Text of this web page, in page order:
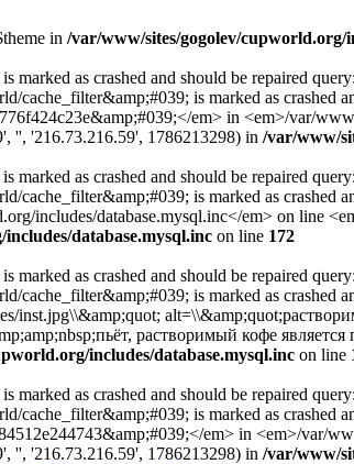
in /var/www/sites/gogolev/cupworld.org/
marked as crashed and should be repaired
cache_filter&amp;#039; is marked as
em> in <em>/var/
'', '216.73.216.59', 1786213298) in /var/www/
marked as crashed and should be repaired
cache_filter&amp;#039; is marked as
includes/database.mysql.inc</em> on line
database.mysql.inc on line 172
marked as crashed and should be repaired
cache_filter&amp;#039; is marked as
inst.jpg\\&amp;quot;
растворимый кофе
includes/database.mysql.inc on line
marked as crashed and should be repaired
cache_filter&amp;#039; is marked as
em> in <em>/var/
'', '216.73.216.59', 1786213298) in /var/www/